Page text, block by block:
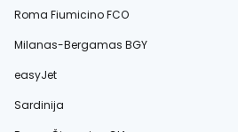
Roma Fiumicino FCO
Milanas-Bergamas BGY
easyJet
Sardinija